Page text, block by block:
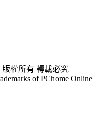
權所有 轉載必究
of PChome Online